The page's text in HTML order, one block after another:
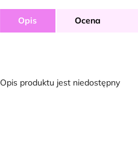
Opis Ocena
Opis produktu jest niedostępny